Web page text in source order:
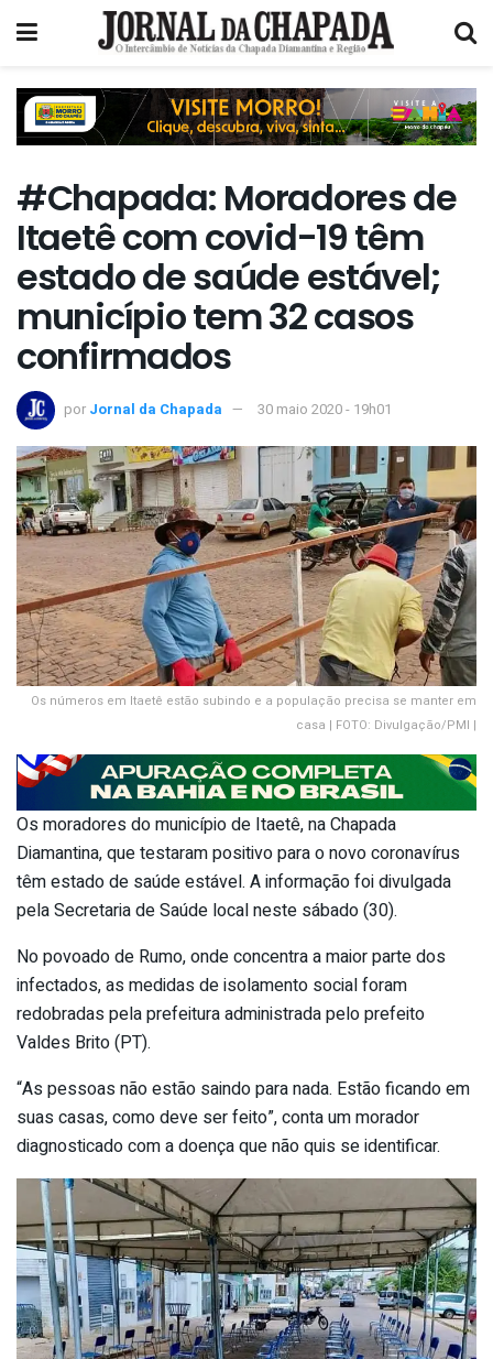
#Chapada: Moradores de
Itaetê com covid-19 têm
estado de saúde estável;
município tem 32 casos
confirmados
por Jornal da Chapada 30 maio 2020 - 19h01
Os números em Itaetê estão subindo e a população precisa se manter em
casa | FOTO: Divulgação/PMI |
Os moradores do município de Itaetê, na Chapada
Diamantina, que testaram positivo para o novo coronavírus
têm estado de saúde estável. A informação foi divulgada
pela Secretaria de Saúde local neste sábado (30).
No povoado de Rumo, onde concentra a maior parte dos
infectados, as medidas de isolamento social foram
redobradas pela prefeitura administrada pelo prefeito
Valdes Brito (PT).
“As pessoas não estão saindo para nada. Estão ficando em
suas casas, como deve ser feito”, conta um morador
diagnosticado com a doença que não quis se identificar.